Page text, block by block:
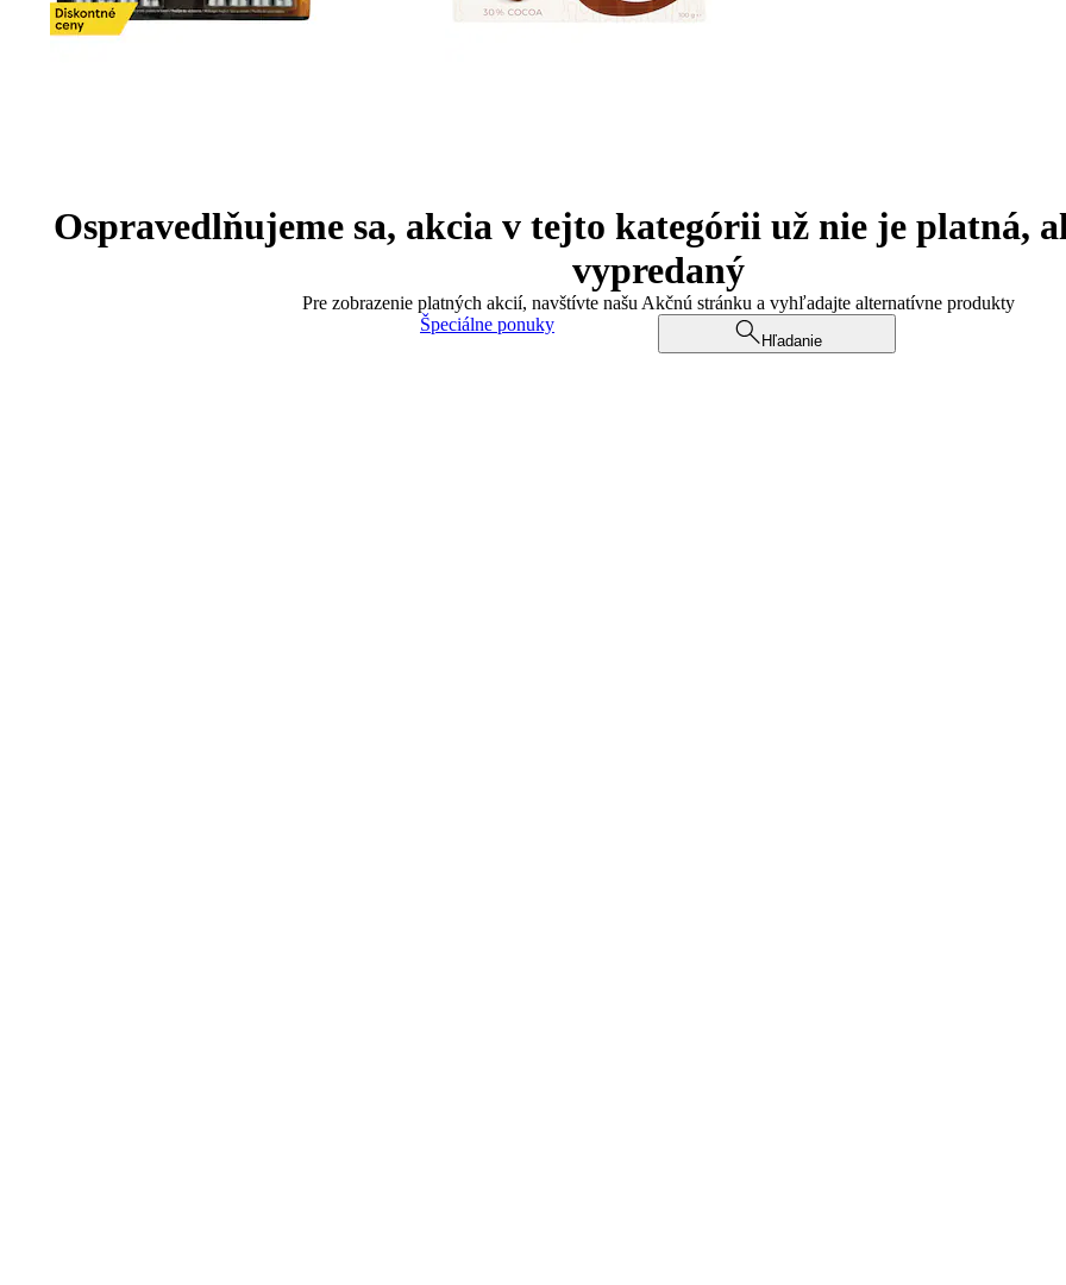
Ospravedlňujeme sa, akcia v tejto kategórii už nie je platná,
vypredaný
Pre zobrazenie platných akcií, navštívte našu Akčnú stránku a vyhľadajte alternatívne produkty
Špeciálne ponuky
Hľadanie